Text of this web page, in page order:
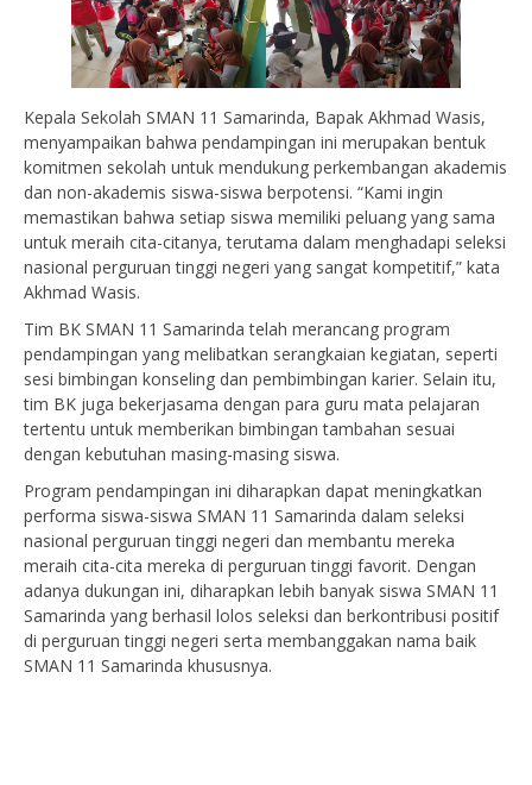
Kepala Sekolah SMAN 11 Samarinda, Bapak Akhmad Wasis,
menyampaikan bahwa pendampingan ini merupakan bentuk
komitmen sekolah untuk mendukung perkembangan akademis
dan non-akademis siswa-siswa berpotensi. “Kami ingin
memastikan bahwa setiap siswa memiliki peluang yang sama
untuk meraih cita-citanya, terutama dalam menghadapi seleksi
nasional perguruan tinggi negeri yang sangat kompetitif,” kata
Akhmad Wasis.
Tim BK SMAN 11 Samarinda telah merancang program
pendampingan yang melibatkan serangkaian kegiatan, seperti
sesi bimbingan konseling dan pembimbingan karier. Selain itu,
tim BK juga bekerjasama dengan para guru mata pelajaran
tertentu untuk memberikan bimbingan tambahan sesuai
dengan kebutuhan masing-masing siswa.
Program pendampingan ini diharapkan dapat meningkatkan
performa siswa-siswa SMAN 11 Samarinda dalam seleksi
nasional perguruan tinggi negeri dan membantu mereka
meraih cita-cita mereka di perguruan tinggi favorit. Dengan
adanya dukungan ini, diharapkan lebih banyak siswa SMAN 11
Samarinda yang berhasil lolos seleksi dan berkontribusi positif
di perguruan tinggi negeri serta membanggakan nama baik
SMAN 11 Samarinda khususnya.